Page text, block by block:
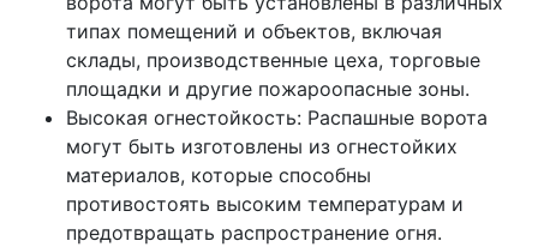
типах помещений и объектов, включая
склады, производственные цеха, торговые
площадки и другие пожароопасные зоны.
Высокая огнестойкость: Распашные ворота
могут быть изготовлены из огнестойких
материалов, которые способны
противостоять высоким температурам и
предотвращать распространение огня.